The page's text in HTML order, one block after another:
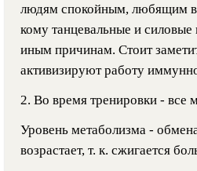
людям спокойным, любящим
кому танцевальные и
иным причинам. Стоит
активизируют работу
2. Во время тренировки -
Уровень метаболизма -
возрастает, т. к. сжигается